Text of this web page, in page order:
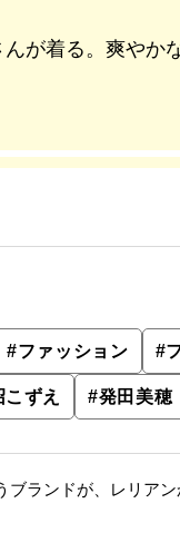
が着る。爽やか
#ファッション #
こずえ #発田美穂
ランドが、レリアン